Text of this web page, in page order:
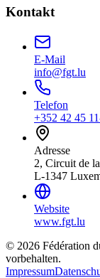
Kontakt
E-Mail
info@fgt.lu
Telefon
+352 42 45
Adresse
2, Circuit de
L-1347
Website
www.fgt.lu
© 2026 Fédération
vorbehalten.
Impressum